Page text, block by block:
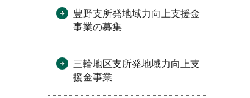
豊野支所発地域力向上支援金
事業の募集
三輪地区支所発地域力向上支
援金事業